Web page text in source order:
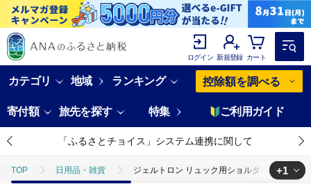
ログイン 新規登録 カート
カテゴリ 地域 ランキング 控除額を調べる
寄付額 旅先を探す 特集 ご利用ガイド
「ふるさとチョイス」システム連携に関して
TOP 日用品・雑貨 ジェルトロン リュック用ショルダーパッド シ
+1